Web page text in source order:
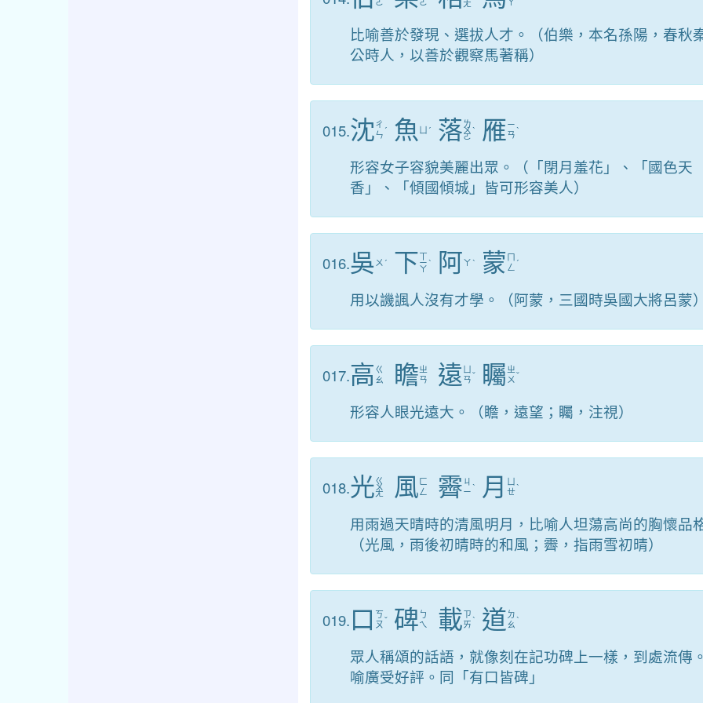
ㄛ ㄜ ㄤ ㄚ
比喻善於發現、選拔人才。（伯樂，本名孫陽，春秋
公時人，以善於觀察馬著稱）
015.沈ㄔ
ㄣ ˊ 魚 ˊ 落ㄌ
ㄨ
ㄛ
ˋ 雁ㄧ
ㄢˋ
形容女子容貌美麗出眾。（「閉月羞花」、「國色天
香」、「傾國傾城」皆可形容美人）
016.吳 ㄨ ˊ 下ㄒ
ㄧ
ㄚ
ˋ 阿ㄚˋ 蒙 ㄇ
ㄥ ˊ
用以譏諷人沒有才學。（阿蒙，三國時吳國大將呂蒙
017.高 ㄍ
ㄠ
瞻ㄓ
ㄢ
遠 ㄢˇ 矚 ㄓ
ㄨ ˇ
形容人眼光遠大。（瞻，遠望；矚，注視）
018.光ㄍ
ㄨ
ㄤ 風 ㄈ
ㄥ
霽 ㄐ
ㄧˋ 月
ㄝˋ
用雨過天晴時的清風明月，比喻人坦蕩高尚的胸懷品
（光風，雨後初晴時的和風；霽，指雨雪初晴）
019.口 ㄎ
ㄡˇ 碑 ㄅ
ㄟ
載ㄗ
ㄞˋ 道 ㄉ
ㄠˋ
眾人稱頌的話語，就像刻在記功碑上一樣，到處流傳
喻廣受好評。同「有口皆碑」